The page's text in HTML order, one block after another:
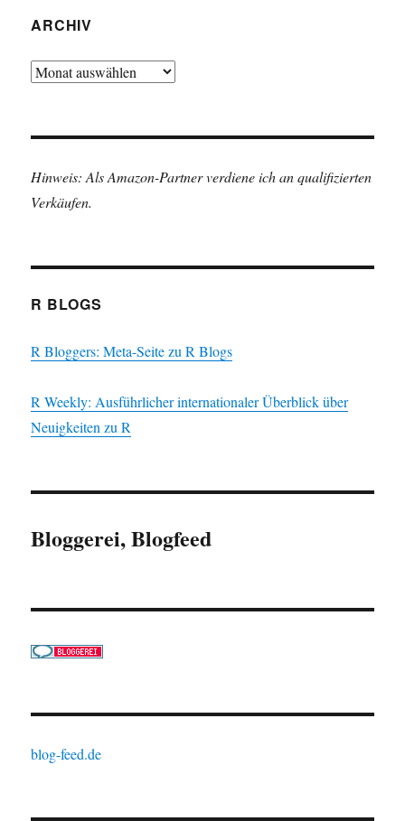
ARCHIV
Archiv
Hinweis: Als Amazon-Partner verdiene ich an qualifizierten
Verkäufen.
R BLOGS
R Bloggers: Meta-Seite zu R Blogs
R Weekly: Ausführlicher internationaler Überblick über
Neuigkeiten zu R
Bloggerei, Blogfeed
blog-feed.de